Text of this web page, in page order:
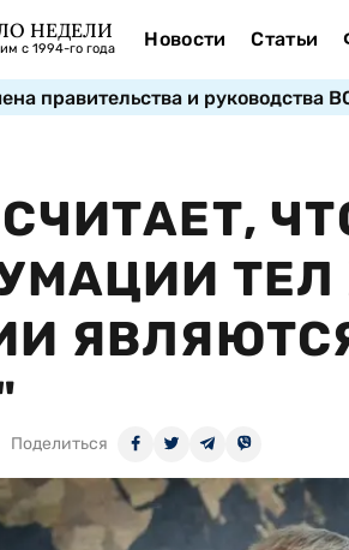
НЕДЕЛИ
с 1994-го года Новости Статьи
правительства и руководства
Поделиться